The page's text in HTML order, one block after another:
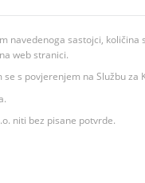
navedenoga sastojci,
web stranici.
s povjerenjem na Službu za
niti bez pisane potvrde.